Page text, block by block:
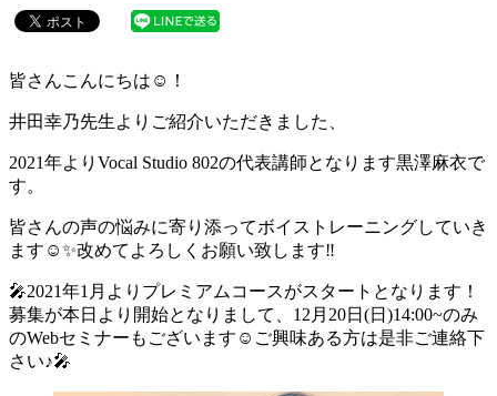
皆さんこんにちは☺︎！
井田幸乃先生よりご紹介いただきました、
2021年よりVocal Studio 802の代表講師となります黒澤麻衣で
す。
皆さんの声の悩みに寄り添ってボイストレーニングしていき
ます☺︎✨改めてよろしくお願い致します‼︎
🎤2021年1月よりプレミアムコースがスタートとなります！
募集が本日より開始となりまして、12月20日(日)14:00~のみ
のWebセミナーもございます☺︎ご興味ある方は是非ご連絡下
さい♪🎤